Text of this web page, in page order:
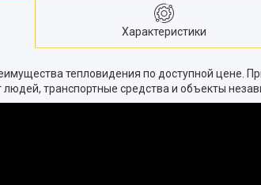
Характеристики
тепловидения по доступной цене.
транспортные средства и объекты